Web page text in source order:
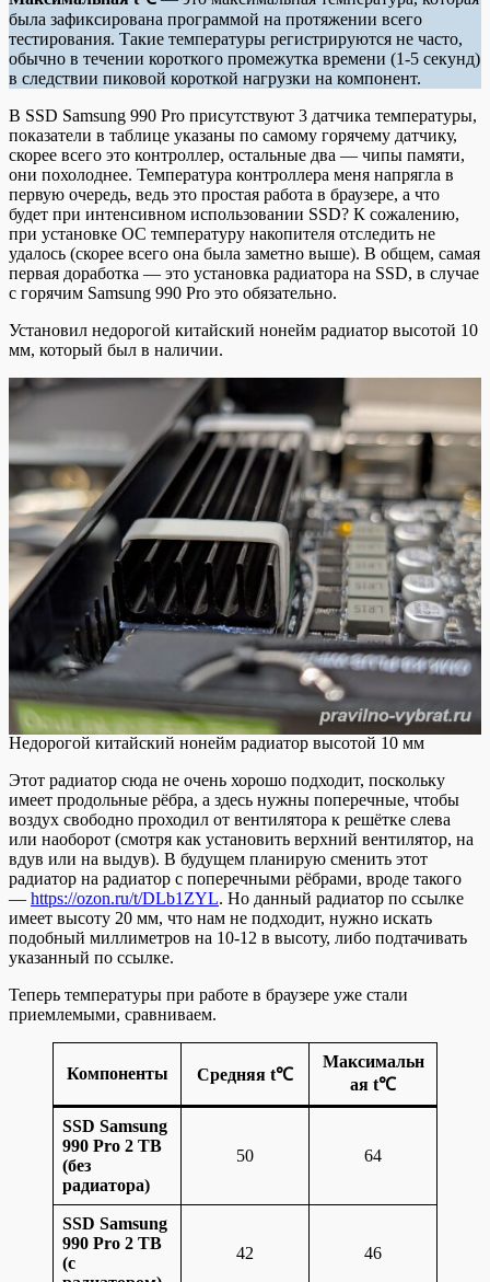
была зафиксирована программой на протяжении всего
тестирования. Такие температуры регистрируются не часто,
обычно в течении короткого промежутка времени (1-5 секунд)
в следствии пиковой короткой нагрузки на компонент.
В SSD Samsung 990 Pro присутствуют 3 датчика температуры,
показатели в таблице указаны по самому горячему датчику,
скорее всего это контроллер, остальные два — чипы памяти,
они похолоднее. Температура контроллера меня напрягла в
первую очередь, ведь это простая работа в браузере, а что
будет при интенсивном использовании SSD? К сожалению,
при установке ОС температуру накопителя отследить не
удалось (скорее всего она была заметно выше). В общем, самая
первая доработка — это установка радиатора на SSD, в случае
с горячим Samsung 990 Pro это обязательно.
Установил недорогой китайский нонейм радиатор высотой 10
мм, который был в наличии.
Недорогой китайский нонейм радиатор высотой 10 мм
Этот радиатор сюда не очень хорошо подходит, поскольку
имеет продольные рёбра, а здесь нужны поперечные, чтобы
воздух свободно проходил от вентилятора к решётке слева
или наоборот (смотря как установить верхний вентилятор, на
вдув или на выдув). В будущем планирую сменить этот
радиатор на радиатор с поперечными рёбрами, вроде такого
— https://ozon.ru/t/DLb1ZYL. Но данный радиатор по ссылке
имеет высоту 20 мм, что нам не подходит, нужно искать
подобный миллиметров на 10-12 в высоту, либо подтачивать
указанный по ссылке.
Теперь температуры при работе в браузере уже стали
приемлемыми, сравниваем.
Компоненты Средняя t℃
Максимальн
ая t℃
SSD Samsung
990 Pro 2 TB
(без
радиатора)
50 64
SSD Samsung
990 Pro 2 TB
(с
42 46